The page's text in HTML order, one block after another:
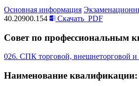
Основная информация
40.20900.154
Скачать PDF
Совет по профессиональным
026. СПК торговой, внешнеторговой и
Наименование квалификации: